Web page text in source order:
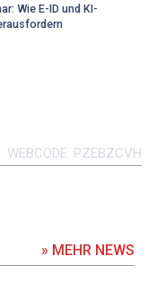
Wie E-ID und KI-
WEBCODE PZEBZCVH
» MEHR NEWS